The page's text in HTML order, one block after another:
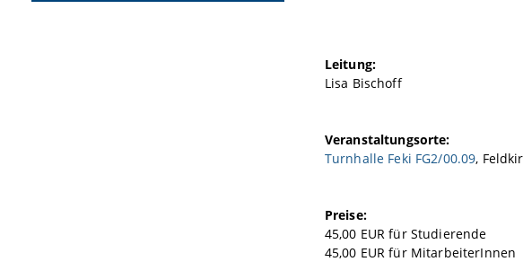
Leitung:
Lisa Bischoff
Veranstaltungsorte:
Turnhalle Feki FG2/00.09,
Preise:
45,00 EUR für Studierende
45,00 EUR für MitarbeiterInnen